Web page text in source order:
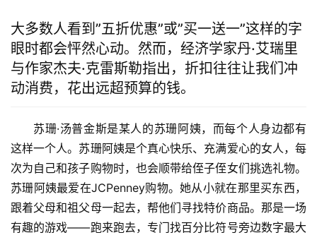
大多数人看到”五折优惠”或”买一送一”这样的字
眼时都会怦然心动。然而，经济学家丹·艾瑞里
与作家杰夫·克雷斯勒指出，折扣往往让我们冲
动消费，花出远超预算的钱。
苏珊·汤普金斯是某人的苏珊阿姨，而每个人身边都有
这样一个人。苏珊阿姨是个真心快乐、充满爱心的女人，每
次为自己和孩子购物时，也会顺带给侄子侄女们挑选礼物。
苏珊阿姨最爱在JCPenney购物。她从小就在那里买东西，
跟着父母和祖父母一起去，帮他们寻找特价商品。那是一场
有趣的游戏——跑来跑去，专门找百分比符号旁边数字最大